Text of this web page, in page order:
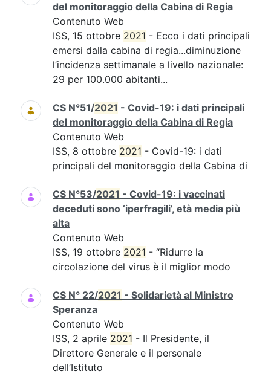
del monitoraggio della Cabina di Regia
Contenuto Web
ISS, 15 ottobre 2021 - Ecco i dati principali
emersi dalla cabina di regia...diminuzione
l’incidenza settimanale a livello nazionale:
29 per 100.000 abitanti...
CS N°51/2021 - Covid-19: i dati principali
del monitoraggio della Cabina di Regia
Contenuto Web
ISS, 8 ottobre 2021 - Covid-19: i dati
principali del monitoraggio della Cabina di
CS N°53/2021 - Covid-19: i vaccinati
deceduti sono ‘iperfragili’, età media più
alta
Contenuto Web
ISS, 19 ottobre 2021 - “Ridurre la
circolazione del virus è il miglior modo
CS N° 22/2021 - Solidarietà al Ministro
Speranza
Contenuto Web
ISS, 2 aprile 2021 - Il Presidente, il
Direttore Generale e il personale
dell’Istituto